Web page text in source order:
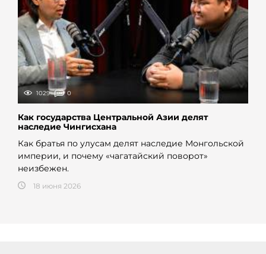
1029 0
Как государства Центральной Азии делят
наследие Чингисхана
Как братья по улусам делят наследие Монгольской
империи, и почему «чагатайский поворот»
неизбежен.
18 июня 2026